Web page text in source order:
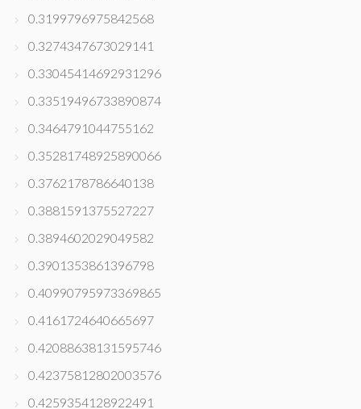
0.3199796975842568
0.3274347673029141
0.33045414692931296
0.33519496733890874
0.3464791044755162
0.35281748925890066
0.3762178786640138
0.3881591375527227
0.3894602029049582
0.3901353861396798
0.40990795973369865
0.4161724640665697
0.42088638131595746
0.42375812802003576
0.4259354128922491